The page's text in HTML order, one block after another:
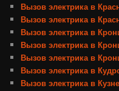
Вызов электрика в
Вызов электрика в
Вызов электрика в
Вызов электрика в
Вызов электрика в
Вызов электрика в
Вызов электрика в